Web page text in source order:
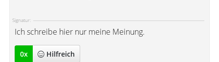
Signatur:
Ich schreibe hier nur meine Meinung.
0x Hilfreich